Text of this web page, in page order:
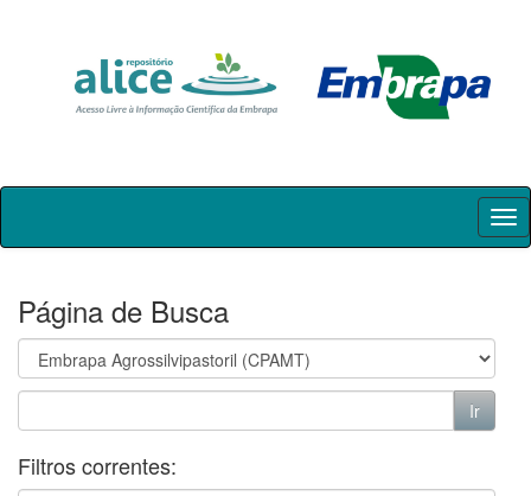
Skip
Página de Busca
Filtros correntes: